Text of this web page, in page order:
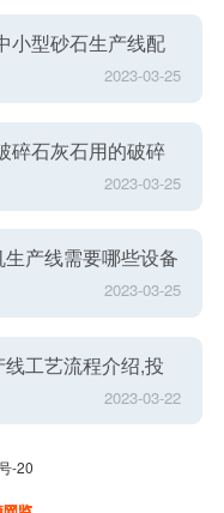
小型砂石生产线配
2023-03-25
碎石灰石用的破碎
2023-03-25
产线需要哪些设备
2023-03-25
工艺流程介绍,投
2023-03-22
-20